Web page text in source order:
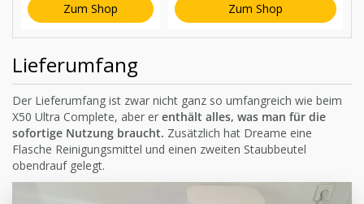
Zum Shop Zum Shop
Lieferumfang
Der Lieferumfang ist zwar nicht ganz so umfangreich wie beim
X50 Ultra Complete, aber er enthält alles, was man für die
sofortige Nutzung braucht. Zusätzlich hat Dreame eine
Flasche Reinigungsmittel und einen zweiten Staubbeutel
obendrauf gelegt.